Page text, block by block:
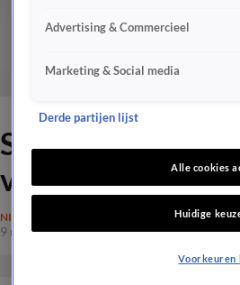
Samantha
vader een hart
NIEUWS
9 nov 2017, 12:09
Advertising & Commercieel
Marketing & Social media
Derde partijen lijst
Alle cookies
Huidige
Voorkeuren